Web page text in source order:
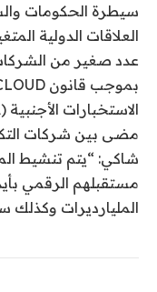
سيطرة الحكومات
العلاقات الدولية
عدد صغير من
مضى بين شركات
شاكي: “يتم تنشيط
مستقبلهم الرقمي
المليارديرات